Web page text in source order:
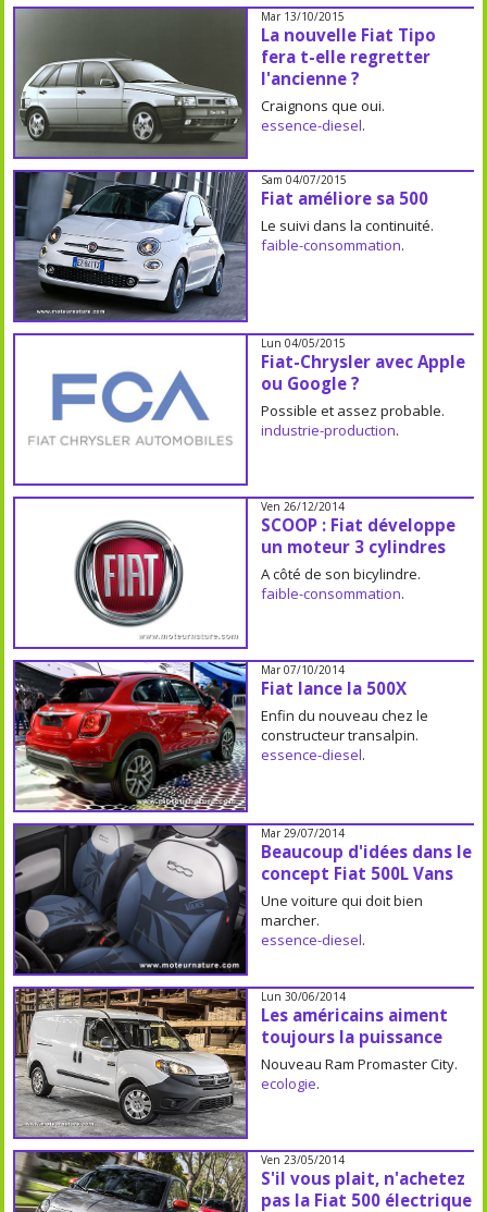
Mar 13/10/2015
La nouvelle Fiat Tipo
fera t-elle regretter
l'ancienne ?
Craignons que oui.
essence-diesel.
Sam 04/07/2015
Fiat améliore sa 500
Le suivi dans la continuité.
faible-consommation.
Lun 04/05/2015
Fiat-Chrysler avec Apple
ou Google ?
Possible et assez probable.
industrie-production.
Ven 26/12/2014
SCOOP : Fiat développe
un moteur 3 cylindres
A côté de son bicylindre.
faible-consommation.
Mar 07/10/2014
Fiat lance la 500X
Enfin du nouveau chez le
constructeur transalpin.
essence-diesel.
Mar 29/07/2014
Beaucoup d'idées dans le
concept Fiat 500L Vans
Une voiture qui doit bien
marcher.
essence-diesel.
Lun 30/06/2014
Les américains aiment
toujours la puissance
Nouveau Ram Promaster City.
ecologie.
Ven 23/05/2014
S'il vous plait, n'achetez
pas la Fiat 500 électrique